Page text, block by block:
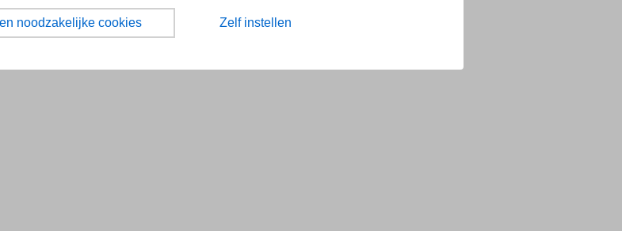
noodzakelijke cookies Zelf instellen